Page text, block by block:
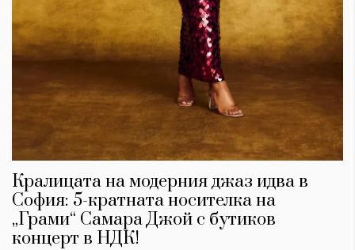
Кралицата на модерния джаз идва в
София: 5-кратната носителка на
„Грами“ Самара Джой с бутиков
концерт в НДК!